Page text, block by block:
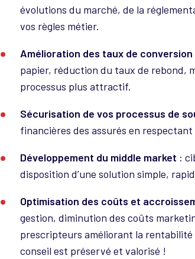
évolutions du marché, de la
vos règles métier.
Amélioration des taux de conversion
papier, réduction du taux de rebond,
processus plus attractif.
Sécurisation de vos processus de
financières des assurés en
Développement du middle market :
disposition d’une solution simple,
Optimisation des coûts et
gestion, diminution des coûts
prescripteurs améliorant la
conseil est préservé et valorisé !